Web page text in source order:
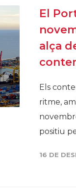
El
alça
Els
ritme,
positiu
16 DE